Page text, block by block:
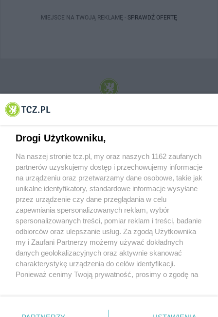
MIEJSCE NA TWOJĄ REKLAMĘ - SPRAWDŹ OFERTĘ
© 2001-2026 Tczew - TCZ.PL Sp. z o.o. Internetowy Serwis Informacyjny Miasta
O FIRMIE POLITYKA PRYWATNOŚCI HOSTING
REKLAMA WSPÓŁPRACA RSS FACEBOOK KONTAKT
Nasze serwisy
Aktualności
Tcz24
Muzyka i kultura
Archiwum wydarzeń
Drogi Użytkowniku,
Na naszej stronie tcz.pl, my oraz naszych 1162 zaufanych
partnerów uzyskujemy dostęp i przechowujemy informacje
na urządzeniu oraz przetwarzamy dane osobowe, takie jak
unikalne identyfikatory, standardowe informacje wysyłane
przez urządzenie czy dane przeglądania w celu
zapewniania spersonalizowanych reklam, wybór
spersonalizowanych treści, pomiar reklam i treści, badanie
odbiorców oraz ulepszanie usług. Za zgodą Użytkownika
my i Zaufani Partnerzy możemy używać dokładnych
danych geolokalizacyjnych oraz aktywnie skanować
charakterystykę urządzenia do celów identyfikacji.
Ponieważ cenimy Twoją prywatność, prosimy o zgodę na